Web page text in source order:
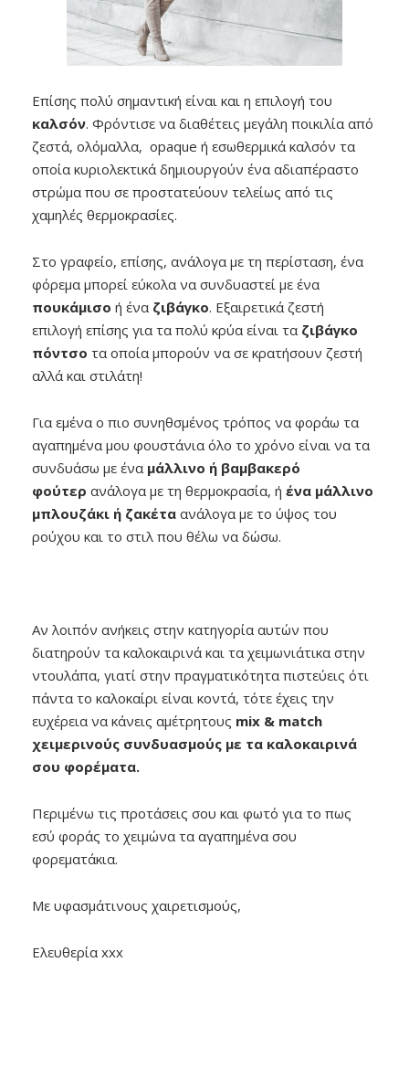
Επίσης πολύ σημαντική είναι και η επιλογή του
καλσόν. Φρόντισε να διαθέτεις μεγάλη ποικιλία από
ζεστά, ολόμαλλα, opaque ή εσωθερμικά καλσόν τα
οποία κυριολεκτικά δημιουργούν ένα αδιαπέραστο
στρώμα που σε προστατεύουν τελείως από τις
χαμηλές θερμοκρασίες.
Στο γραφείο, επίσης, ανάλογα με τη περίσταση, ένα
φόρεμα μπορεί εύκολα να συνδυαστεί με ένα
πουκάμισο ή ένα ζιβάγκο. Εξαιρετικά ζεστή
επιλογή επίσης για τα πολύ κρύα είναι τα ζιβάγκο
πόντσο τα οποία μπορούν να σε κρατήσουν ζεστή
αλλά και στιλάτη!
Για εμένα ο πιο συνηθσμένος τρόπος να φοράω τα
αγαπημένα μου φουστάνια όλο το χρόνο είναι να τα
συνδυάσω με ένα μάλλινο ή βαμβακερό
φούτερ ανάλογα με τη θερμοκρασία, ή ένα μάλλινο
μπλουζάκι ή ζακέτα ανάλογα με το ύψος του
ρούχου και το στιλ που θέλω να δώσω.
Αν λοιπόν ανήκεις στην κατηγορία αυτών που
διατηρούν τα καλοκαιρινά και τα χειμωνιάτικα στην
ντουλάπα, γιατί στην πραγματικότητα πιστεύεις ότι
πάντα το καλοκαίρι είναι κοντά, τότε έχεις την
ευχέρεια να κάνεις αμέτρητους mix & match
χειμερινούς συνδυασμούς με τα καλοκαιρινά
σου φορέματα.
Περιμένω τις προτάσεις σου και φωτό για το πως
εσύ φοράς το χειμώνα τα αγαπημένα σου
φορεματάκια.
Με υφασμάτινους χαιρετισμούς,
Ελευθερία xxx